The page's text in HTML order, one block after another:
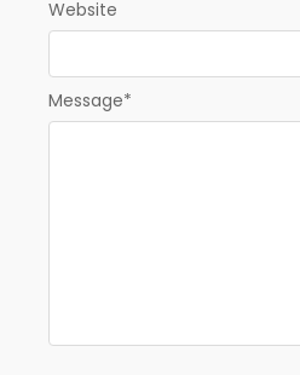
Message*
Website